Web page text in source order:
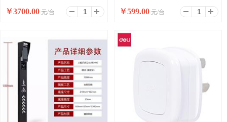
13500HX/16G/512SSD/WIFI/8
￥3700.00 元/台 高功率全千兆交换机
￥599.00 元/台